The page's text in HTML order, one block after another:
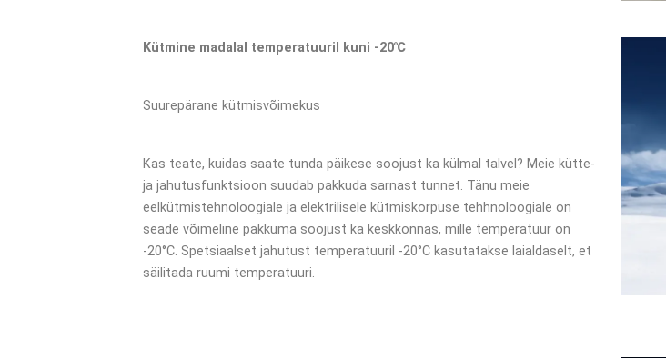
Kütmine madalal temperatuuril kuni -20℃
Suurepärane kütmisvõimekus
Kas teate, kuidas saate tunda päikese soojust ka külmal talvel? Meie kütte-
ja jahutusfunktsioon suudab pakkuda sarnast tunnet. Tänu meie
eelkütmistehnoloogiale ja elektrilisele kütmiskorpuse tehhnoloogiale on
seade võimeline pakkuma soojust ka keskkonnas, mille temperatuur on
-20°C. Spetsiaalset jahutust temperatuuril -20°C kasutatakse laialdaselt, et
säilitada ruumi temperatuuri.